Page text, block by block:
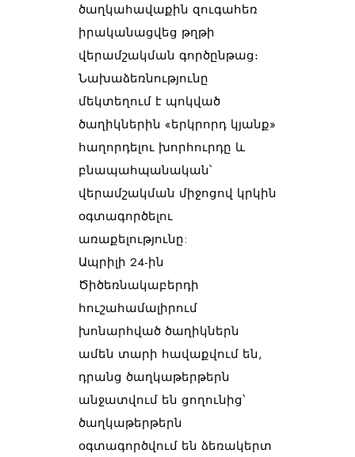
ծաղկահավաքին զուգահեռ
իրականացվեց թղթի
վերամշակման գործընթաց։
Նախաձեռնությունը
մեկտեղում է պոկված
ծաղիկներին «երկրորդ կյանք»
հաղորդելու խորհուրդը և
բնապահպանական՝
վերամշակման միջոցով կրկին
օգտագործելու
առաքելությունը:
Ապրիլի 24-ին
Ծիծեռնակաբերդի
հուշահամալիրում
խոնարհված ծաղիկներն
ամեն տարի հավաքվում են,
դրանց ծաղկաթերթերն
անջատվում են ցողունից՝
ծաղկաթերթերն
օգտագործվում են ձեռակերտ